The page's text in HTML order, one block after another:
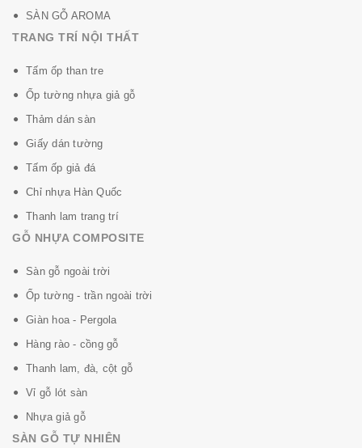
SÀN GỖ AROMA
TRANG TRÍ NỘI THẤT
Tấm ốp than tre
Ốp tường nhựa giả gỗ
Thảm dán sàn
Giấy dán tường
Tấm ốp giả đá
Chỉ nhựa Hàn Quốc
Thanh lam trang trí
GỖ NHỰA COMPOSITE
Sàn gỗ ngoài trời
Ốp tường - trần ngoài trời
Giàn hoa - Pergola
Hàng rào - cồng gỗ
Thanh lam, đà, cột gỗ
Vỉ gỗ lót sàn
Nhựa giả gỗ
SÀN GỖ TỰ NHIÊN